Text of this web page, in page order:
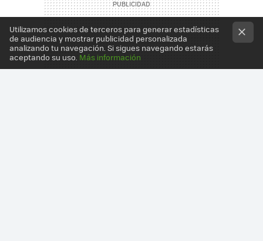
Utilizamos cookies de terceros para generar estadísticas
de audiencia y mostrar publicidad personalizada
analizando tu navegación. Si sigues navegando estarás
aceptando su uso. Más información